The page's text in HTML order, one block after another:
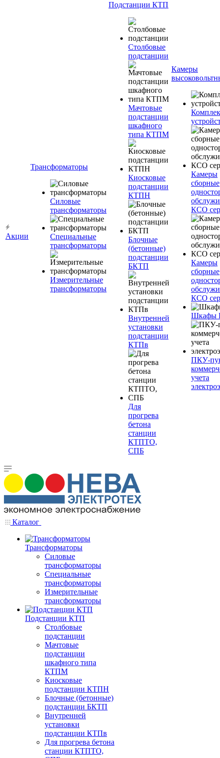
Акции
Трансформаторы
Силовые
трансформаторы
Специальные
трансформаторы
Измерительные
трансформаторы
Подстанции КТП
Столбовые
подстанции
Мачтовые
подстанции
шкафного
типа КТПМ
Киосковые
подстанции
КТПН
Блочные
(бетонные)
подстанции
БКТП
Внутренней
установки
подстанции
КТПв
Для
прогрева
бетона
станции
КТПТО,
СПБ
Камеры
Камеры
сборные
КСО
Камеры
сборные
КСО
Шкафы
ПКУ-
учета
Каталог
Трансформаторы
Силовые
трансформаторы
Специальные
трансформаторы
Измерительные
трансформаторы
Подстанции КТП
Столбовые
подстанции
Мачтовые
подстанции
шкафного типа
КТПМ
Киосковые
подстанции КТПН
Блочные (бетонные)
подстанции БКТП
Внутренней
установки
подстанции КТПв
Для прогрева бетона
станции КТПТО,